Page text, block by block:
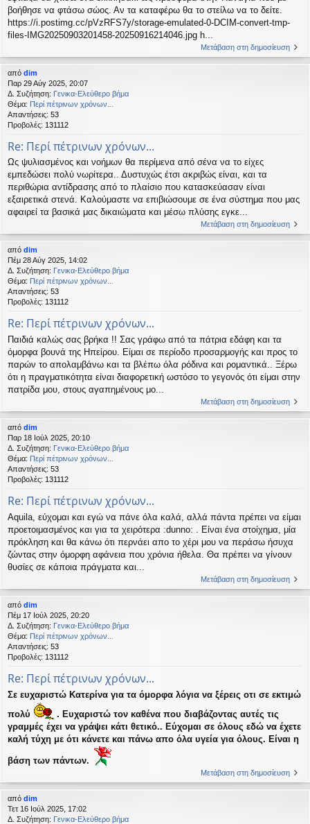
βοήθησε να φτάσω σώος. Αν τα καταφέρω θα το στείλω να το δείτε.
https://i.postimg.cc/pVzRFS7y/storage-emulated-0-DCIM-convert-tmp-
files-IMG20250903201458-20250916214046.jpg h...
Μετάβαση στη δημοσίευση
από dim
Παρ 29 Αύγ 2025, 20:07
Δ. Συζήτηση: Γενικα-Ελεύθερο βήμα
Θέμα: Περί πέτρινων χρόνων...
Απαντήσεις: 53
Προβολές: 131112
Re: Περί πέτρινων χρόνων...
Ως ψυλιασμένος και νοήμων θα περίμενα από σένα να το είχες
εμπεδώσει πολύ νωρίτερα.. Δυστυχώς έτσι ακριβώς είναι, και τα
περιθώρια αντίδρασης από το πλαίσιο που κατασκεύασαν είναι
εξαιρετικά στενά. Καλούμαστε να επιβιώσουμε σε ένα σύστημα που μας
αφαιρεί τα βασικά μας δικαιώματα και μέσω πλύσης εγκε...
Μετάβαση στη δημοσίευση
από dim
Πέμ 28 Αύγ 2025, 14:02
Δ. Συζήτηση: Γενικα-Ελεύθερο βήμα
Θέμα: Περί πέτρινων χρόνων...
Απαντήσεις: 53
Προβολές: 131112
Re: Περί πέτρινων χρόνων...
Παιδιά καλώς σας βρήκα !! Σας γράφω από τα πάτρια εδάφη και τα
όμορφα βουνά της Ηπείρου. Είμαι σε περίοδο προσαρμογής και προς το
παρών το απολαμβάνω και τα βλέπω όλα ρόδινα και ρομαντικά.. Ξέρω
ότι η πραγματικότητα είναι διαφορετική ωστόσο το γεγονός ότι είμαι στην
πατρίδα μου, στους αγαπημένους μο...
Μετάβαση στη δημοσίευση
από dim
Παρ 18 Ιούλ 2025, 20:10
Δ. Συζήτηση: Γενικα-Ελεύθερο βήμα
Θέμα: Περί πέτρινων χρόνων...
Απαντήσεις: 53
Προβολές: 131112
Re: Περί πέτρινων χρόνων...
Aquila, εύχομαι και εγώ να πάνε όλα καλά, αλλά πάντα πρέπει να είμαι
προετοιμασμένος και για τα χειρότερα :dunno: . Είναι ένα στοίχημα, μία
πρόκληση και θα κάνω ότι περνάει απο το χέρι μου να περάσω ήσυχα
ζώντας στην όμορφη αφάνεια που χρόνια ήθελα. Θα πρέπει να γίνουν
θυσίες σε κάποια πράγματα και...
Μετάβαση στη δημοσίευση
από dim
Πέμ 17 Ιούλ 2025, 20:20
Δ. Συζήτηση: Γενικα-Ελεύθερο βήμα
Θέμα: Περί πέτρινων χρόνων...
Απαντήσεις: 53
Προβολές: 131112
Re: Περί πέτρινων χρόνων...
Σε ευχαριστώ Κατερίνα για τα όμορφα λόγια να ξέρεις οτι σε εκτιμώ
πολύ
. Ευχαριστώ τον καθένα που διαβάζοντας αυτές τις
γραμμές έχει να γράψει κάτι θετικό.. Εύχομαι σε όλους εδώ να έχετε
καλή τύχη με ότι κάνετε και πάνω απο όλα υγεία για όλους. Είναι η
βάση των πάντων.
Μετάβαση στη δημοσίευση
από dim
Τετ 16 Ιούλ 2025, 17:02
Δ. Συζήτηση: Γενικα-Ελεύθερο βήμα